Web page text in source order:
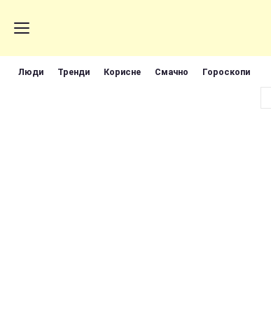
Люди Тренди Корисне Смачно Гороскопи